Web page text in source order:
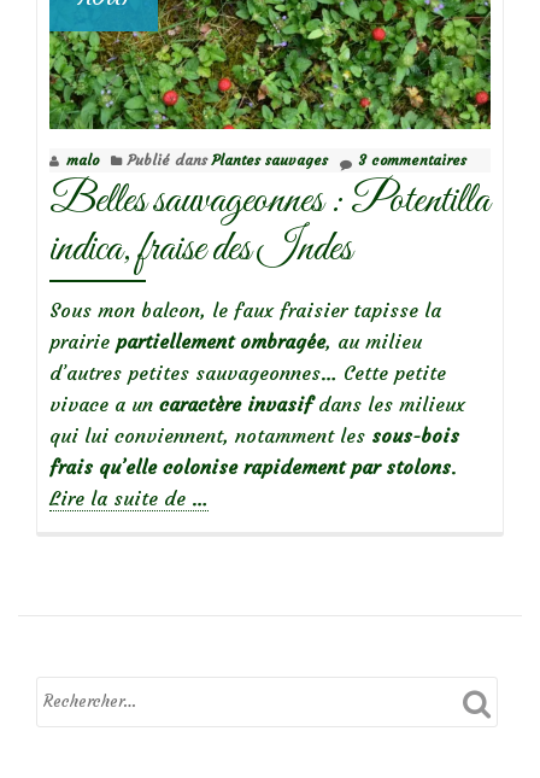
malo Publié dansPlantes sauvages 3 commentaires
Belles sauvageonnes : Potentilla
indica, fraise des Indes
Sous mon balcon, le faux fraisier tapisse la
prairie partiellement ombragée, au milieu
d’autres petites sauvageonnes… Cette petite
vivace a un caractère invasifdans les milieux
qui lui conviennent, notamment les sous-bois
frais qu’elle colonise rapidement par stolons.
Lire la suite de
:
indica,
…